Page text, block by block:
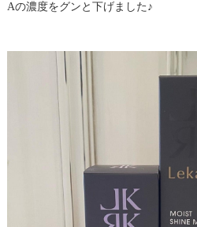
Aの濃度をグンと下げました♪